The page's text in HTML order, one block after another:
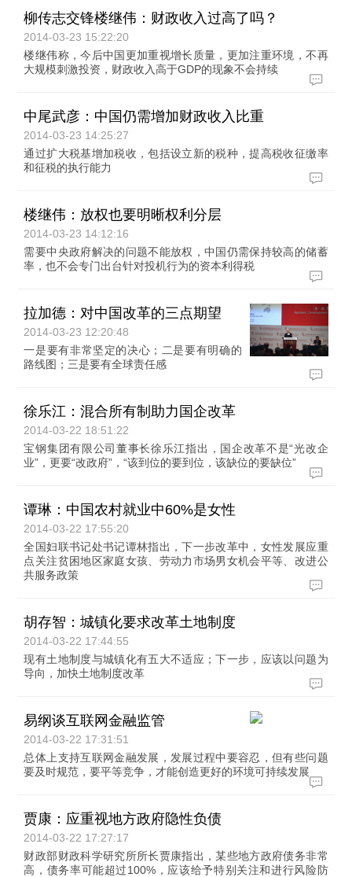
柳传志交锋楼继伟：财政收入过高了吗？
2014-03-23 15:22:20
楼继伟称，今后中国更加重视增长质量，更加注重环境，不再
大规模刺激投资，财政收入高于GDP的现象不会持续
中尾武彦：中国仍需增加财政收入比重
2014-03-23 14:25:27
通过扩大税基增加税收，包括设立新的税种，提高税收征缴率
和征税的执行能力
楼继伟：放权也要明晰权利分层
2014-03-23 14:12:16
需要中央政府解决的问题不能放权，中国仍需保持较高的储蓄
率，也不会专门出台针对投机行为的资本利得税
拉加德：对中国改革的三点期望
2014-03-23 12:20:48
一是要有非常坚定的决心；二是要有明确的
路线图；三是要有全球责任感
徐乐江：混合所有制助力国企改革
2014-03-22 18:51:22
宝钢集团有限公司董事长徐乐江指出，国企改革不是“光改企
业”，更要“改政府”，“该到位的要到位，该缺位的要缺位”
谭琳：中国农村就业中60%是女性
2014-03-22 17:55:20
全国妇联书记处书记谭林指出，下一步改革中，女性发展应重
点关注贫困地区家庭女孩、劳动力市场男女机会平等、改进公
共服务政策
胡存智：城镇化要求改革土地制度
2014-03-22 17:44:55
现有土地制度与城镇化有五大不适应；下一步，应该以问题为
导向，加快土地制度改革
易纲谈互联网金融监管
2014-03-22 17:31:51
总体上支持互联网金融发展，发展过程中要容忍，但有些问题
要及时规范，要平等竞争，才能创造更好的环境可持续发展
贾康：应重视地方政府隐性负债
2014-03-22 17:27:17
财政部财政科学研究所所长贾康指出，某些地方政府债务非常
高，债务率可能超过100%，应该给予特别关注和进行风险防